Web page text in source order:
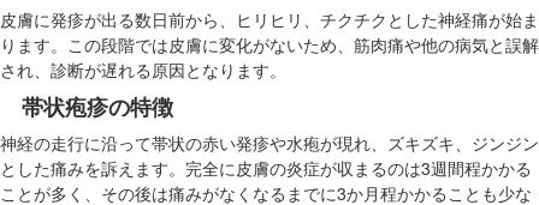
皮膚に発疹が出る数日前から、ヒリヒリ、チクチクとした神経痛が始ま
ります。この段階では皮膚に変化がないため、筋肉痛や他の病気と誤解
され、診断が遅れる原因となります。
帯状疱疹の特徴
神経の走行に沿って帯状の赤い発疹や水疱が現れ、ズキズキ、ジンジン
とした痛みを訴えます。完全に皮膚の炎症が収まるのは3週間程かかる
ことが多く、その後は痛みがなくなるまでに3か月程かかることも少な